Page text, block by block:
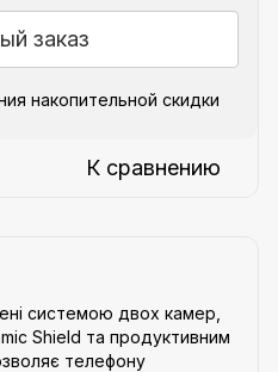
заказ
накопительной скидки
К сравнению
системою двох камер,
Shield та продуктивним
телефону